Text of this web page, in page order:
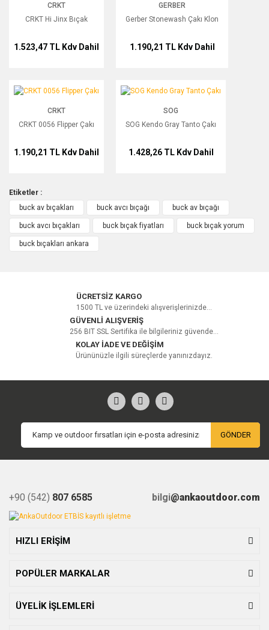
Yorum Yaz
CRKT
CRKT Hi Jinx Bıçak
1.523,47 TL Kdv Dahil
GERBER
Gerber Stonewash Çakı Klon
1.190,21 TL Kdv Dahil
CRKT 0056 Flipper Çakı
CRKT
CRKT 0056 Flipper Çakı
1.190,21 TL Kdv Dahil
SOG Kendo Gray Tanto Çakı
SOG
SOG Kendo Gray Tanto Çakı
1.428,26 TL Kdv Dahil
Etiketler :
buck av bıçakları
buck avcı bıçağı buck av bıçağı
buck avcı bıçakları buck bıçak fiyatları buck bıçak yorum
buck bıçakları ankara
ÜCRETSİZ KARGO
1500 TL ve üzerindeki alışverişlerinizde...
GÜVENLİ ALIŞVERİŞ
256 BIT SSL Sertifika ile bilgileriniz güvende...
KOLAY İADE VE DEĞİŞİM
Ürününüzle ilgili süreçlerde yanınızdayız.
GÖNDER
+90 (542) 807 6585 bilgi@ankaoutdoor.com
HIZLI ERİŞİM
POPÜLER MARKALAR
ÜYELİK İŞLEMLERİ